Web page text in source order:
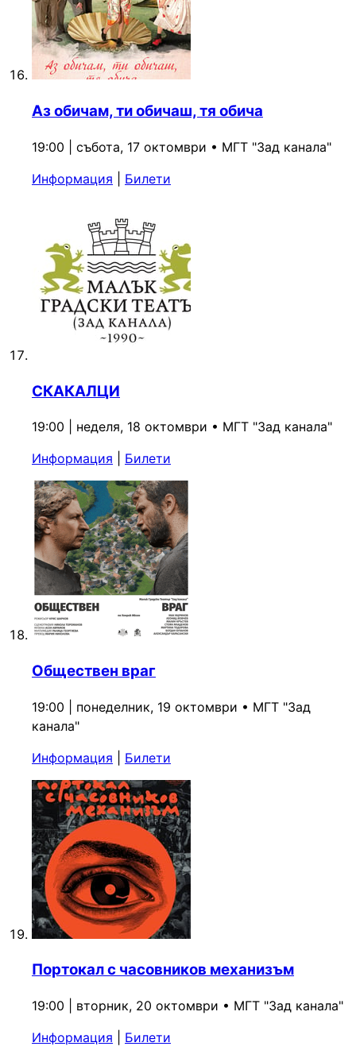
Аз обичам, ти обичаш, тя обича
19:00 | събота, 17 октомври • МГТ "Зад канала"
Информация
Билети
СКАКАЛЦИ
19:00 | неделя, 18 октомври • МГТ "Зад канала"
Информация
Билети
Обществен враг
19:00 | понеделник, 19 октомври • МГТ "Зад
канала"
Информация
Билети
Портокал с часовников механизъм
19:00 | вторник, 20 октомври • МГТ "Зад канала"
Информация
Билети